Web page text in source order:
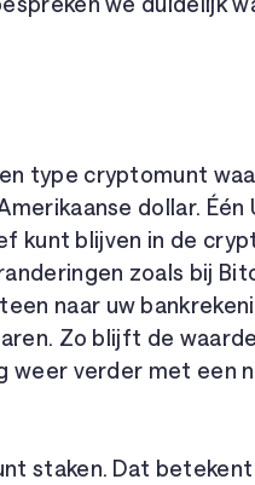
type cryptomunt
dollar. Één
kunt blijven in de
zoals bij
naar uw
Zo blijft de
weer verder met een
staken. Dat